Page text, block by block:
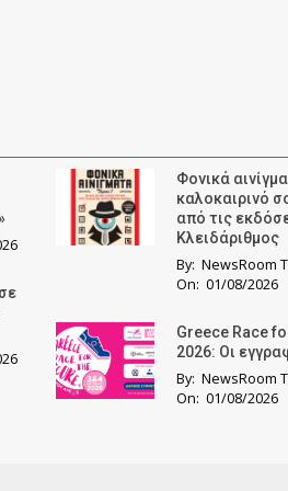
Φονικά
καλοκαιρινό
από τις
Κλειδάριθμος
By: NewsRoom
On: 01/08/2026
Greece Race
2026: Οι
By: NewsRoom
On: 01/08/2026